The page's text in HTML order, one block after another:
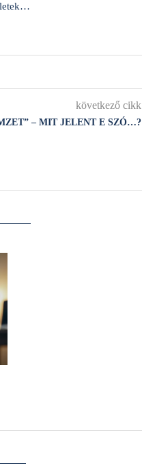
következő cikk
– MIT JELENT E SZÓ…?